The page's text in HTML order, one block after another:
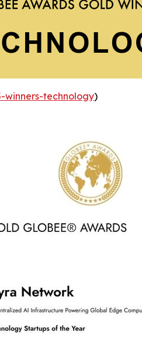
winners-technology)